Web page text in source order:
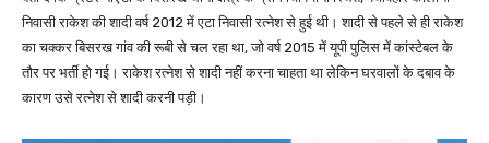
निवासी राकेश की शादी वर्ष 2012 में एटा निवासी रत्नेश से हुई थी। शादी से पहले से ही राकेश
का चक्कर बिसरख गांव की रूबी से चल रहा था, जो वर्ष 2015 में यूपी पुलिस में कांस्टेबल के
तौर पर भर्ती हो गई। राकेश रत्नेश से शादी नहीं करना चाहता था लेकिन घरवालों के दबाव के
कारण उसे रत्नेश से शादी करनी पड़ी।